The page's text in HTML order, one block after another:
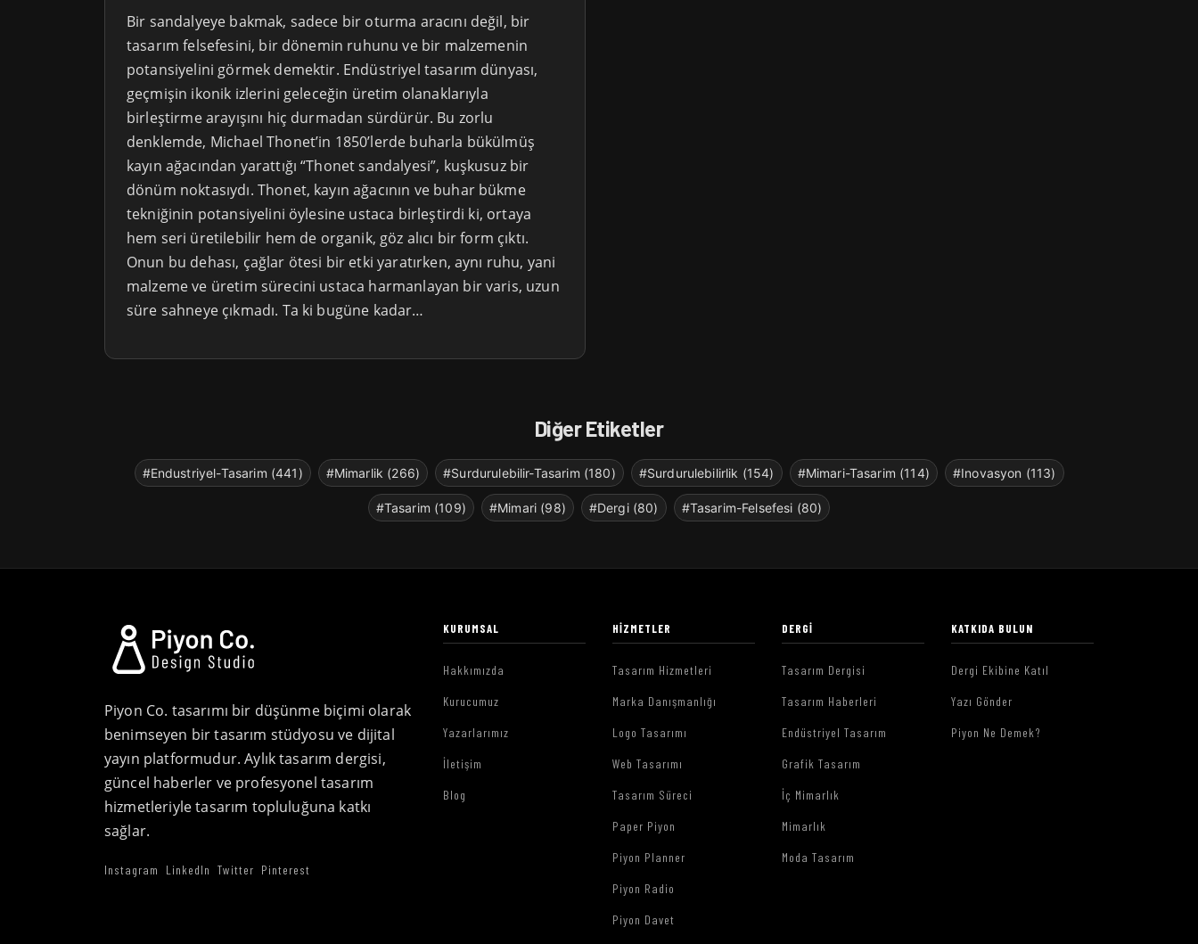
Bir sandalyeye bakmak, sadece bir oturma aracını değil, bir
tasarım felsefesini, bir dönemin ruhunu ve bir malzemenin
potansiyelini görmek demektir. Endüstriyel tasarım dünyası,
geçmişin ikonik izlerini geleceğin üretim olanaklarıyla
birleştirme arayışını hiç durmadan sürdürür. Bu zorlu
denklemde, Michael Thonet’in 1850’lerde buharla bükülmüş
kayın ağacından yarattığı “Thonet sandalyesi”, kuşkusuz bir
dönüm noktasıydı. Thonet, kayın ağacının ve buhar bükme
tekniğinin potansiyelini öylesine ustaca birleştirdi ki, ortaya
hem seri üretilebilir hem de organik, göz alıcı bir form çıktı.
Onun bu dehası, çağlar ötesi bir etki yaratırken, aynı ruhu, yani
malzeme ve üretim sürecini ustaca harmanlayan bir varis, uzun
süre sahneye çıkmadı. Ta ki bugüne kadar…
Diğer Etiketler
#Endustriyel-Tasarim (441) #Mimarlik (266) #Surdurulebilir-Tasarim (180) #Surdurulebilirlik (154) #Mimari-Tasarim (114) #Inovasyon (113)
#Tasarim (109) #Mimari (98) #Dergi (80) #Tasarim-Felsefesi (80)
Piyon Co. tasarımı bir düşünme biçimi olarak
benimseyen bir tasarım stüdyosu ve dijital
yayın platformudur. Aylık tasarım dergisi,
güncel haberler ve profesyonel tasarım
hizmetleriyle tasarım topluluğuna katkı
sağlar.
Instagram LinkedIn Twitter Pinterest
KURUMSAL
Hakkımızda
Kurucumuz
Yazarlarımız
İletişim
Blog
HIZMETLER
Tasarım Hizmetleri
Marka Danışmanlığı
Logo Tasarımı
Web Tasarımı
Tasarım Süreci
Paper Piyon
Piyon Planner
Piyon Radio
Piyon Davet
DERGI
Tasarım Dergisi
Tasarım Haberleri
Endüstriyel Tasarım
Grafik Tasarım
İç Mimarlık
Mimarlık
Moda Tasarım
KATKIDA BULUN
Dergi Ekibine Katıl
Yazı Gönder
Piyon Ne Demek?